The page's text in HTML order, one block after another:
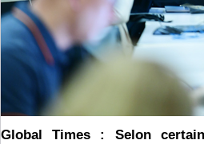
Global Times : Selon